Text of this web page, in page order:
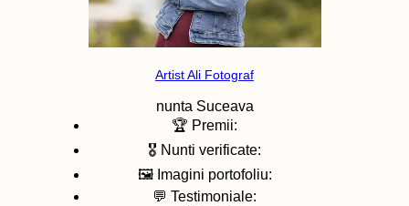
Artist Ali Fotograf
nunta Suceava
🏆 Premii:
🎖️ Nunti verificate:
🖼️ Imagini portofoliu:
💬 Testimoniale: